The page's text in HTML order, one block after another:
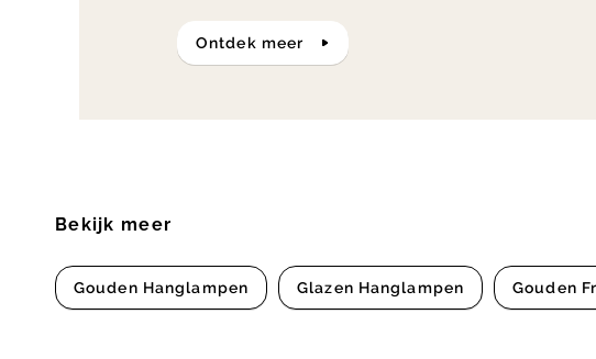
ontdek meer
Bekijk meer
Gouden Hanglampen Glazen Hanglampen Gouden